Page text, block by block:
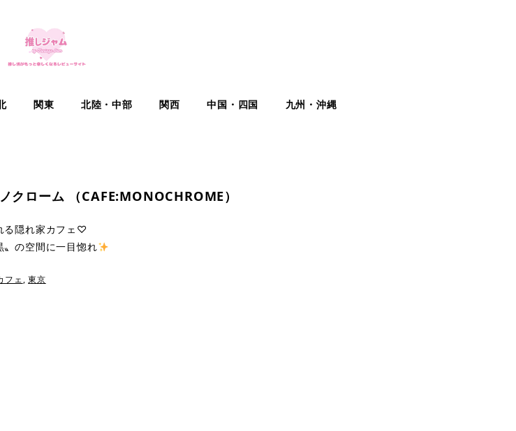
関東 北陸・中部 関西 中国・四国 九州・沖縄
クローム （CAFE:MONOCHROME）
る隠れ家カフェ♡
〟の空間に一目惚れ
フェ,東京